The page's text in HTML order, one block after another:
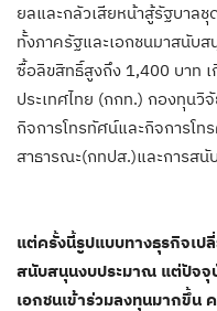
ยลและกลัวเสียหน้าสู้รัฐบาล
ทั้งภาครัฐและเอกชนมาสนับส
ซื้อลิขสิทธิ์สูงถึง 1,400 บาท
ประเทศไทย (กกท.) กองทุนวิ
กิจการโทรทัศน์และกิจการโท
สาธารณะ(กทปส.)และการส
แต่ครั้งนี้รูปแบบทางธุรกิจเป
สนับสนุนงบประมาณ แต่ปัจจุ
เอกชนเข้าร่วมลงทุนมากขึ้น